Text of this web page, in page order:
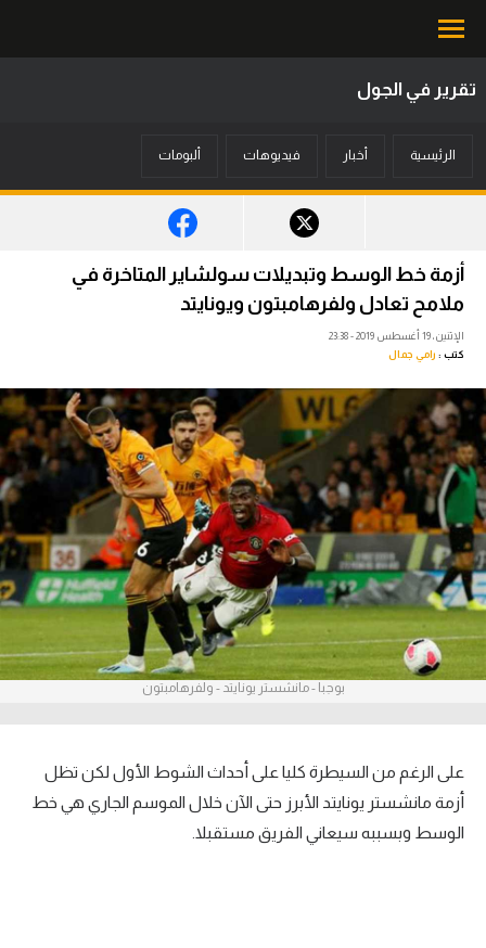
ميركاتو
فانتازي في الجول
مسابقة التوقعات
فيديوهات
عدسات
آراء حرة
ركن الألعاب
بطولات
الدوري المصري
الدوري الإنجليزي الممتاز
الدوري الإيطالي
الدوري الألماني
تقرير في الجول
الرئيسية أخبار فيديوهات ألبومات
أزمة خط الوسط وتبديلات سولشاير المتاخرة في
ملامح تعادل ولفرهامبتون ويونايتد
الإثنين، 19 أغسطس 2019 - 23:38
كتب : رامي جمال
بوجبا - مانشستر يونايتد - ولفرهامبتون
على الرغم من السيطرة كليا على أحداث الشوط الأول لكن تظل
أزمة مانشستر يونايتد الأبرز حتى الآن خلال الموسم الجاري هي خط
الوسط وبسببه سيعاني الفريق مستقبلا.